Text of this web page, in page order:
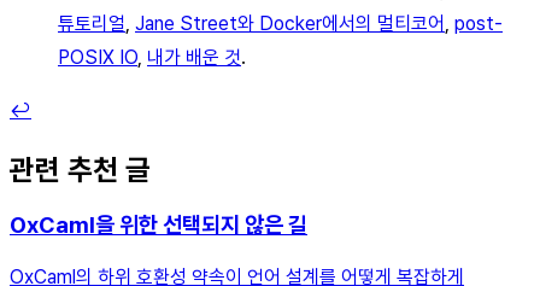
튜토리얼, Jane Street와 Docker에서의 멀티코어 , post-
POSIX IO, 내가 배운 것.
↩︎︎
관련 추천 글
OxCaml을 위한 선택되지 않은 길
OxCaml의 하위 호환성 약속이 언어 설계를 어떻게 복잡하게